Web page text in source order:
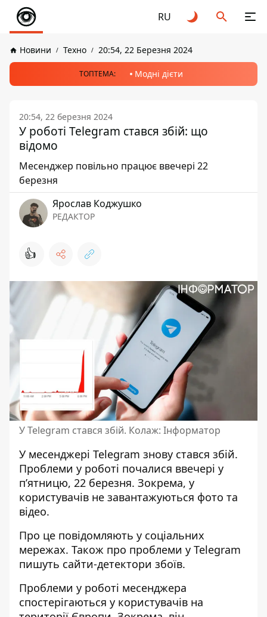
RU
Новини Техно 20:54, 22 Березня 2024
ТОПТЕМА: Модні дієти
20:54, 22 березня 2024
У роботі Telegram стався збій: що
відомо
Месенджер повільно працює ввечері 22
березня
Ярослав Коджушко
РЕДАКТОР
👍
У Telegram стався збій. Колаж: Інформатор
У месенджері Telegram знову стався збій.
Проблеми у роботі почалися ввечері у
п’ятницю, 22 березня. Зокрема, у
користувачів не завантажуються фото та
відео.
Про це повідомляють у соціальних
мережах. Також про проблеми у Telegram
пишуть сайти-детектори збоїв.
Проблеми у роботі месенджера
спостерігаються у користувачів на